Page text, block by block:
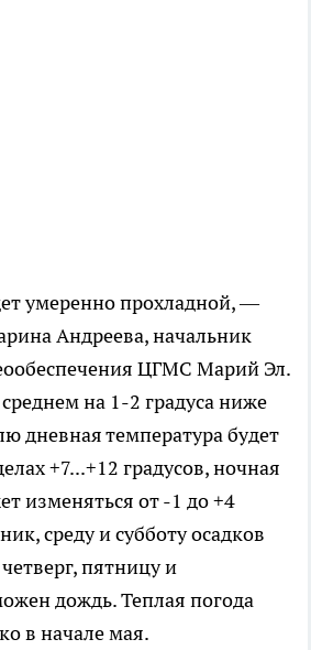
умеренно прохладной, —
Андреева, начальник
ЦГМС Марий Эл.
на 1-2 градуса ниже
дневная температура будет
+7...+12 градусов, ночная
изменяться от -1 до +4
среду и субботу осадков
пятницу и
дождь. Теплая погода
в начале мая.